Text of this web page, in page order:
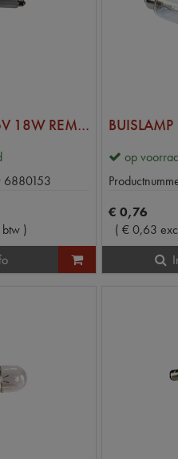
BUISLAMP 6V 18W REMLICHT
6880153
)
op
€ 0,76
( €0,63